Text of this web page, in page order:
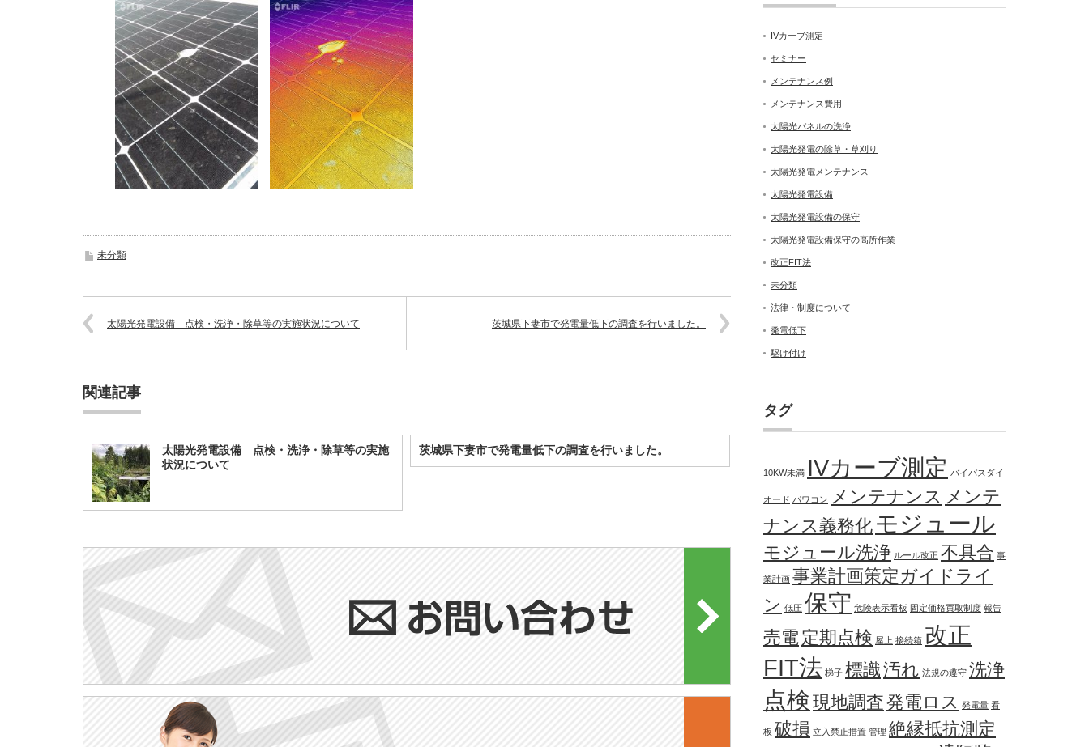
未分類
太陽光発電設備 点検・洗浄・除草等の実施状況について 茨城県下妻市で発電量低下の調査を行いました。
関連記事
太陽光発電設備 点検・洗浄・除草等の実施
状況について
茨城県下妻市で発電量低下の調査を行いました。
IVカーブ測定
セミナー
メンテナンス例
メンテナンス費用
太陽光パネルの洗浄
太陽光発電の除草・草刈り
太陽光発電メンテナンス
太陽光発電設備
太陽光発電設備の保守
太陽光発電設備保守の高所作業
改正FIT法
未分類
法律・制度について
発電低下
駆け付け
タグ
10KW未満 IVカーブ測定 バイパスダイ
オード パワコン メンテナンス メンテ
ナンス義務化 モジュール
モジュール洗浄 ルール改正 不具合 事
業計画 事業計画策定ガイドライ
ン 低圧 保守 危険表示看板 固定価格買取制度 報告
売電定期点検 屋上 接続箱 改正
FIT法 梯子 標識汚れ 法規の遵守 洗浄
点検 現地調査発電ロス 発電量 看
板 破損 立入禁止措置 管理 絶縁抵抗測定